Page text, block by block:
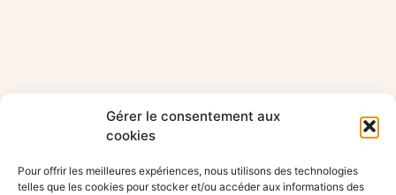
Gérer le consentement aux
cookies
Pour offrir les meilleures expériences, nous utilisons des technologies
telles que les cookies pour stocker et/ou accéder aux informations des